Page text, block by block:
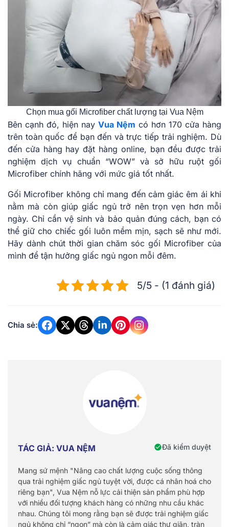
Chọn mua gối Microfiber chất lượng tại Vua Nệm
Bên cạnh đó, hiện nay Vua Nệm có hơn 170 cửa hàng
trên toàn quốc để bạn đến và trực tiếp trải nghiệm. Dù
đến cửa hàng hay đặt hàng online, bạn đều được trải
nghiệm dịch vụ chuẩn “WOW” và sở hữu ruột gối
Microfiber chính hãng với mức giá tốt nhất.
Gối Microfiber không chỉ mang đến cảm giác êm ái khi
nằm mà còn giúp giấc ngủ trở nên trọn vẹn hơn mỗi
ngày. Chỉ cần vệ sinh và bảo quản đúng cách, bạn có
thể giữ cho chiếc gối luôn mềm mịn, sạch sẽ như mới.
Hãy dành chút thời gian chăm sóc gối Microfiber của
mình để tận hưởng giấc ngủ ngon mỗi đêm.
5/5 - (1 đánh giá)
Chia sẻ:
TÁC GIẢ: VUA NỆM Đã kiểm duyệt
Mang sứ mệnh "Nâng cao chất lượng cuộc sống thông
qua trải nghiệm giấc ngủ tuyệt vời, được cá nhân hoá cho
riêng bạn", Vua Nệm nỗ lực cải thiện sản phẩm phù hợp
với nhiều đối tượng khách hàng có những nhu cầu khác
nhau. Chúng tôi mong rằng bạn sẽ được trải nghiệm giấc
ngủ không chỉ “ngon” mà còn là cảm giác thư giãn, tràn